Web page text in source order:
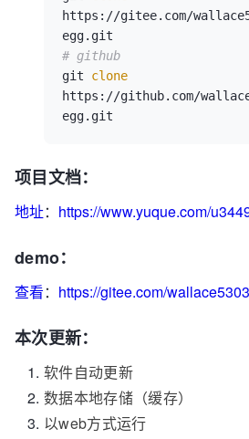
https://gitee.com/
# github
git clone
https://github.com/
项目文档：
地址： https://www.yuque.com/
demo：
查看： https://gitee.com/
本次更新：
软件自动更新
数据本地存储（缓存）
以web方式运行